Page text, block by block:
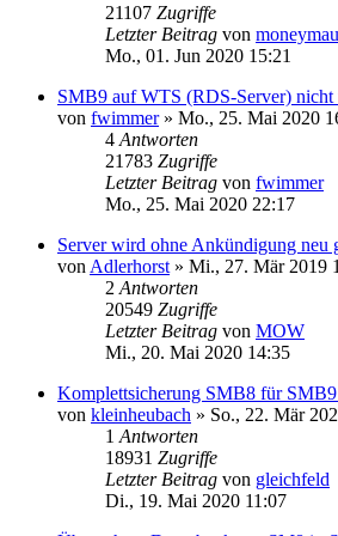
21107 Zugriffe
Letzter Beitrag von
Mo., 01. Jun 2020 15:21
SMB9 auf WTS (RDS-Server) nicht
von fwimmer» Mo., 25. Mai 2020
4 Antworten
21783 Zugriffe
Letzter Beitrag von fwimmer
Mo., 25. Mai 2020 22:17
Server wird ohne Ankündigung neu
von Adlerhorst » Mi., 27. Mär 2019
2 Antworten
20549 Zugriffe
Letzter Beitrag von MOW
Mi., 20. Mai 2020 14:35
Komplettsicherung SMB8 für
von kleinheubach » So., 22. Mär
1 Antworten
18931 Zugriffe
Letzter Beitrag von gleichfeld
Di., 19. Mai 2020 11:07